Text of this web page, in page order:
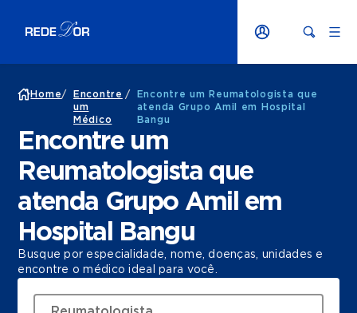
Home/
Encontre
um
Médico
/
Encontre um Reumatologista que
atenda Grupo Amil em Hospital
Bangu
Encontre um
Reumatologista que
atenda Grupo Amil em
Hospital Bangu
Busque por especialidade, nome, doenças, unidades e
encontre o médico ideal para você.